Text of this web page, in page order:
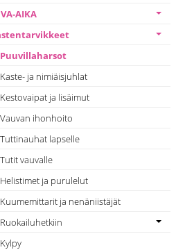
AIKA
Puuvillaharsot
Kaste- ja nimiäisjuhlat
Kestovaipat ja lisäimut
Vauvan ihonhoito
Tuttinauhat lapselle
Tutit vauvalle
Helistimet ja purulelut
Kuumemittarit ja nenäniistäjät
Ruokailuhetkiin
Kylpy